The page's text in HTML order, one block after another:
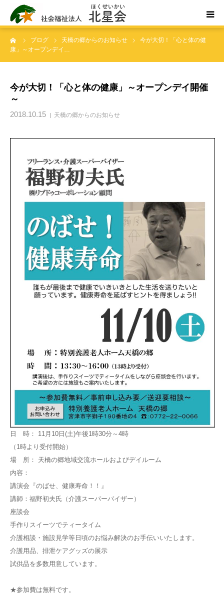
ブログ 天橋の郷からのお知らせ
今が大切！「心と体の健
康」～オープンデイ…
今が大切！「心と体の健康」～オープンデイ開催
～
2018.10.15 天橋の郷からのお知らせ
日 時： 11月10日(土)午後1時30分～4時
（1時より受付開始）
場 所： 天橋の郷地域交流ホールおよびデイルーム
内容：
講演会『のばせ、健康寿命！！』
講師：福野初夫氏（介護スーパーバイザー）
座談会
手作りスイーツでティータイム
介護相談・施設見学等日頃のお悩み解決のお手伝いいたします。
介護用品、排泄ケアグッズの展示
試供品を多数用意しています。
★参加費は無料です。
ホーム